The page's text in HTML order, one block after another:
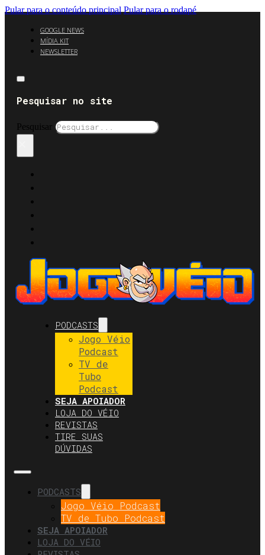
Pular para o conteúdo principal Pular para o rodapé
GOOGLE NEWS
MÍDIA KIT
NEWSLETTER
Pesquisar no site
Pesquisar
PODCASTS
Jogo Véio
Podcast
TV de
Tubo
Podcast
SEJA APOIADOR
LOJA DO VÉIO
REVISTAS
TIRE SUAS
DÚVIDAS
PODCASTS
Jogo Véio Podcast
TV de Tubo Podcast
SEJA APOIADOR
LOJA DO VÉIO